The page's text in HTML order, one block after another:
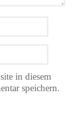
in diesem
speichern.